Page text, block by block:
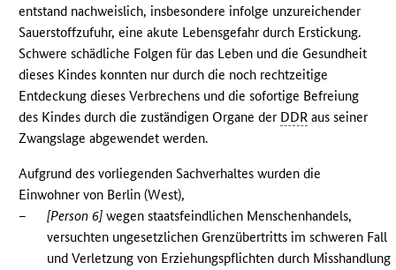
entstand nachweislich, insbesondere infolge unzureichender
Sauerstoffzufuhr, eine akute Lebensgefahr durch Erstickung.
Schwere schädliche Folgen für das Leben und die Gesundheit
dieses Kindes konnten nur durch die noch rechtzeitige
Entdeckung dieses Verbrechens und die sofortige Befreiung
des Kindes durch die zuständigen Organe der DDR aus seiner
Zwangslage abgewendet werden.
Aufgrund des vorliegenden Sachverhaltes wurden die
Einwohner von Berlin (West),
–
[Person 6] wegen staatsfeindlichen Menschenhandels,
versuchten ungesetzlichen Grenzübertritts im schweren Fall
und Verletzung von Erziehungspflichten durch Misshandlung